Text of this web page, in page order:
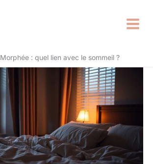
Morphée : quel lien avec le sommeil ?